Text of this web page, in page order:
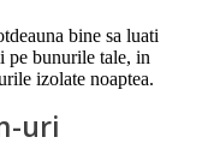
bine sa luati
pe bunurile tale, in
izolate noaptea.
uri